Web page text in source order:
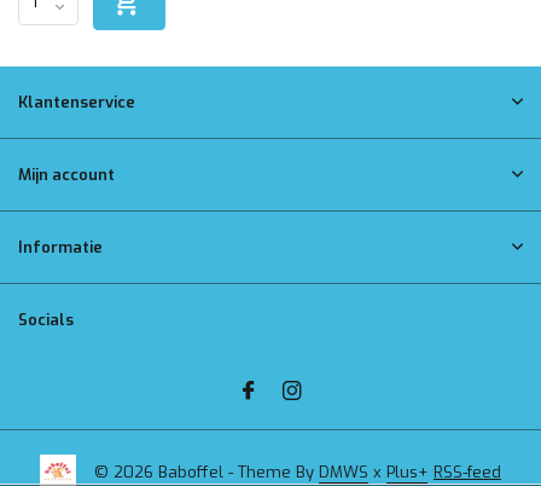
Klantenservice
Mijn account
Informatie
Socials
© 2026 Baboffel - Theme By DMWS x Plus+ RSS-feed